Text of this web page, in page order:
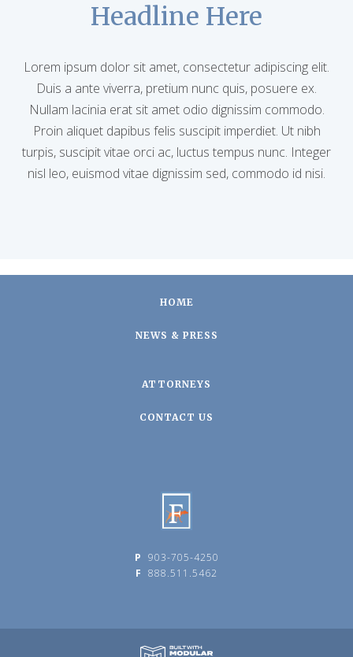
Headline Here
Lorem ipsum dolor sit amet, consectetur adipiscing elit.
Duis a ante viverra, pretium nunc quis, posuere ex.
Nullam lacinia erat sit amet odio dignissim commodo.
Proin aliquet dapibus felis suscipit imperdiet. Ut nibh
turpis, suscipit vitae orci ac, luctus tempus nunc. Integer
nisl leo, euismod vitae dignissim sed, commodo id nisi.
HOME
NEWS & PRESS
ATTORNEYS
CONTACT US
P 903-705-4250
F 888.511.5462